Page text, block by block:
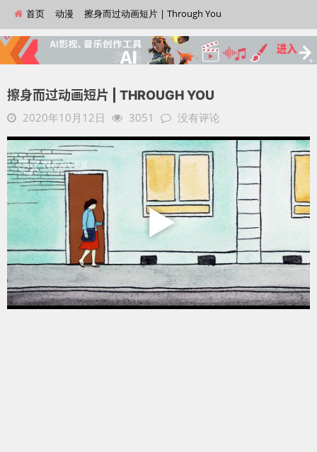
首页 动漫 擦身而过动画短片 | Through You
擦身而过动画短片 | THROUGH YOU
2020年10月12日 3051 没有评论